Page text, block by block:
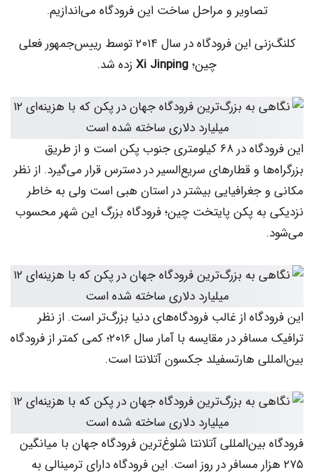
تصاویر و مراحل ساخت این فرودگاه می‌اندازیم.
کلنگ‌زنی این فرودگاه در سال ۲۰۱۴ توسط رییس‌جمهور فعلی
Xi Jinpingزده شد.
این فرودگاه در ۶۸ کیلومتری جنوب پکن است و از طریق
و قطارهای سریع‌السیر در دسترس قرار می‌گیرد. از نظر
جغرافیایی بیشتر در استان هبی است ولی به خاطر
پکن پایتخت چین؛ فرودگاه بزرگ این شهر محسوب
از غالب فرودگاه‌های دنیا بزرگ‌تر است. از نظر
ترافیک مسافر در مقایسه با آمار سال ۲۰۱۶؛ کمی کمتر از فرودگاه
هارتسفیلد جکسون آتلانتا است.
آتلانتا شلوغ‌ترین فرودگاه جهان با میانگین
مسافر در روز است. این فرودگاه دارای ترمینالی به